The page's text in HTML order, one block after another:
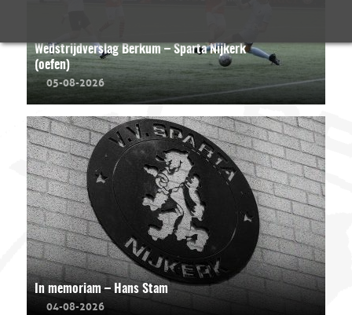
Wedstrijdverslag Berkum – Sparta Nijkerk
(oefen)
05-08-2026
In memoriam – Hans Stam
04-08-2026